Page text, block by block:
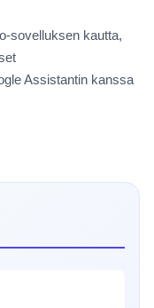
sovelluksen kautta,
Assistantin kanssa